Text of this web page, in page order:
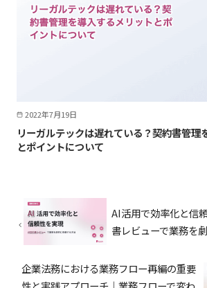
2022年7月19日
リーガルテックは遅れている？契約書管理
とポイントについて
AI活用で効率化と信
書レビューで業務を
企業法務における業務フロー再編の重要